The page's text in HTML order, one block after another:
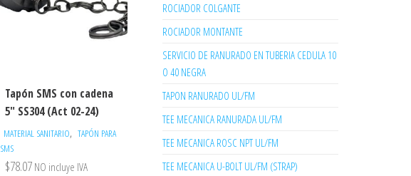
Tapón SMS con cadena
5″ SS304 (Act 02-24)
MATERIAL SANITARIO, TAPÓN PARA
SMS
$78.07 NO incluye IVA
ROCIADOR COLGANTE
ROCIADOR MONTANTE
SERVICIO DE RANURADO EN TUBERIA CEDULA 10
O 40 NEGRA
TAPON RANURADO UL/FM
TEE MECANICA RANURADA UL/FM
TEE MECANICA ROSC NPT UL/FM
TEE MECANICA U-BOLT UL/FM (STRAP)